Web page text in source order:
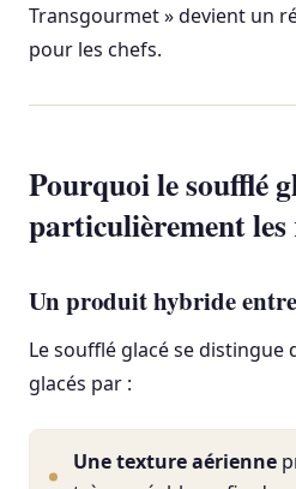
Transgourmet » devient un
pour les chefs.
Pourquoi le soufflé
particulièrement
Un produit hybride entre
Le soufflé glacé se distingue
glacés par :
Une texture aérienne